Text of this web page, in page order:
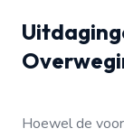
Hoewel de